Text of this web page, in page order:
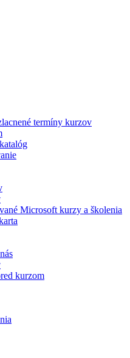
termíny kurzov
Microsoft kurzy a školenia
kurzom